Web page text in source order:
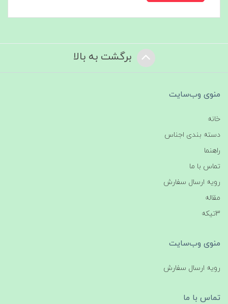
برگشت به بالا
منوی وب‌سایت
خانه
دسته بندی اجناس
راهنما
تماس با ما
رویه ارسال سفارش
مقاله
3تیکه
منوی وب‌سایت
رویه ارسال سفارش
تماس با ما